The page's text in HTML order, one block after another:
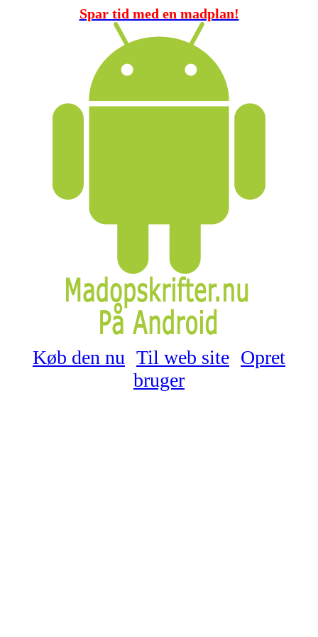
Spar tid med en madplan!
Køb den nu Til web site Opret
bruger